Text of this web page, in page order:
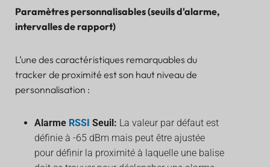
Paramètres personnalisables (seuils d'alarme,
intervalles de rapport)
L’une des caractéristiques remarquables du
tracker de proximité est son haut niveau de
personnalisation :
Alarme RSSI Seuil: La valeur par défaut est
définie à -65 dBm mais peut être ajustée
pour définir la proximité à laquelle une balise